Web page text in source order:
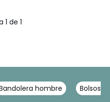
1 de 1
hombre Bolsos